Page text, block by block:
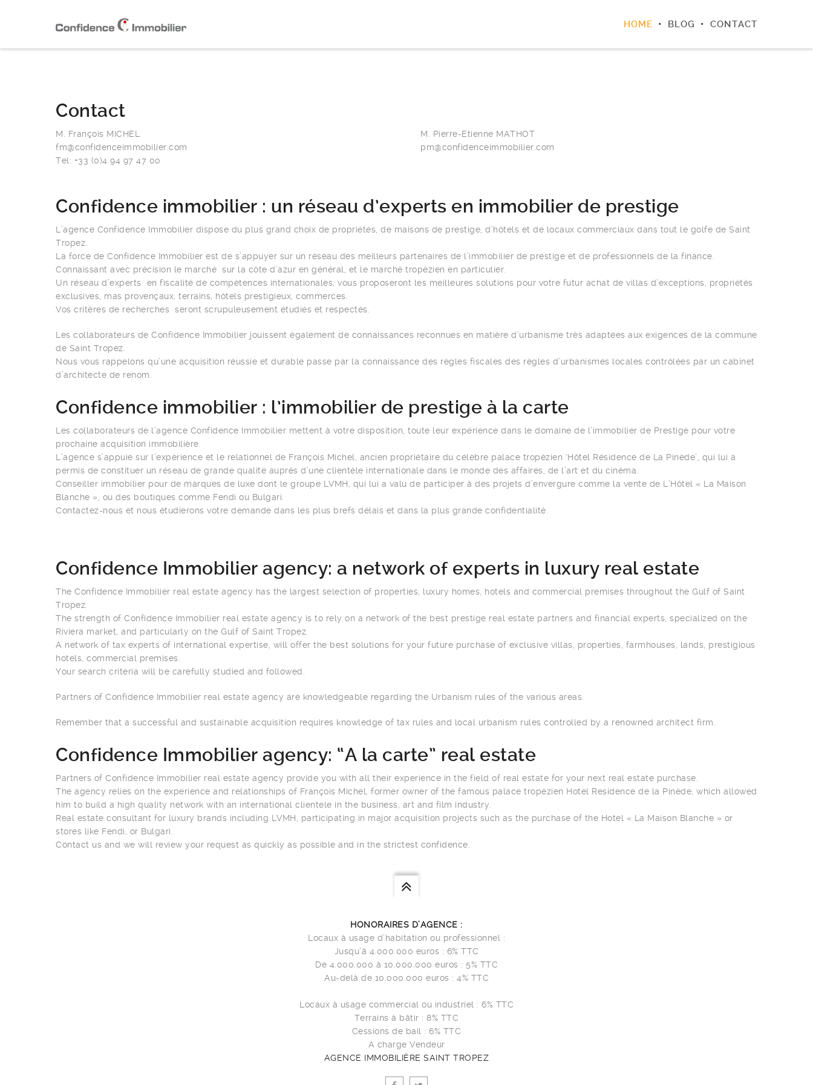
HOME BLOG CONTACT
Contact
M. François MICHEL
fm@confidenceimmobilier.com
Tel: +33 (0)4 94 97 47 00
M. Pierre-Etienne MATHOT
pm@confidenceimmobilier.com
Confidence immobilier : un réseau d’experts en immobilier de prestige
L’agence Confidence Immobilier dispose du plus grand choix de propriétés, de maisons de prestige, d’hôtels et de locaux commerciaux dans tout le golfe de Saint
Tropez.
La force de Confidence Immobilier est de s’appuyer sur un réseau des meilleurs partenaires de l’immobilier de prestige et de professionnels de la finance.
Connaissant avec précision le marché sur la côte d’azur en général, et le marché tropézien en particulier.
Un réseau d’experts en fiscalité de compétences internationales, vous proposeront les meilleures solutions pour votre futur achat de villas d’exceptions, propriétés
exclusives, mas provençaux, terrains, hôtels prestigieux, commerces.
Vos critères de recherches seront scrupuleusement étudiés et respectés.
Les collaborateurs de Confidence Immobilier jouissent également de connaissances reconnues en matière d’urbanisme très adaptées aux exigences de la commune
de Saint Tropez.
Nous vous rappelons qu’une acquisition réussie et durable passe par la connaissance des règles fiscales des règles d’urbanismes locales contrôlées par un cabinet
d’architecte de renom.
Confidence immobilier : l’immobilier de prestige à la carte
Les collaborateurs de l’agence Confidence Immobilier mettent à votre disposition, toute leur expérience dans le domaine de l’immobilier de Prestige pour votre
prochaine acquisition immobilière.
L’agence s’appuie sur l’expérience et le relationnel de François Michel, ancien propriétaire du célèbre palace tropézien ‘Hôtel Résidence de La Pinède’, qui lui a
permis de constituer un réseau de grande qualité auprès d’une clientèle internationale dans le monde des affaires, de l’art et du cinéma.
Conseiller immobilier pour de marques de luxe dont le groupe LVMH, qui lui a valu de participer à des projets d’envergure comme la vente de L’Hôtel « La Maison
Blanche », ou des boutiques comme Fendi ou Bulgari.
Contactez-nous et nous étudierons votre demande dans les plus brefs délais et dans la plus grande confidentialité.
Confidence Immobilier agency: a network of experts in luxury real estate
The Confidence Immobilier real estate agency has the largest selection of properties, luxury homes, hotels and commercial premises throughout the Gulf of Saint
Tropez.
The strength of Confidence Immobilier real estate agency is to rely on a network of the best prestige real estate partners and financial experts, specialized on the
Riviera market, and particularly on the Gulf of Saint Tropez.
A network of tax experts of international expertise, will offer the best solutions for your future purchase of exclusive villas, properties, farmhouses, lands, prestigious
hotels, commercial premises.
Your search criteria will be carefully studied and followed.
Partners of Confidence Immobilier real estate agency are knowledgeable regarding the Urbanism rules of the various areas.
Remember that a successful and sustainable acquisition requires knowledge of tax rules and local urbanism rules controlled by a renowned architect firm.
Confidence Immobilier agency: “A la carte” real estate
Partners of Confidence Immobilier real estate agency provide you with all their experience in the field of real estate for your next real estate purchase.
The agency relies on the experience and relationships of François Michel, former owner of the famous palace tropézien Hotel Residence de la Pinède, which allowed
him to build a high quality network with an international clientele in the business, art and film industry.
Real estate consultant for luxury brands including LVMH, participating in major acquisition projects such as the purchase of the Hotel « La Maison Blanche » or
stores like Fendi, or Bulgari.
Contact us and we will review your request as quickly as possible and in the strictest confidence.
HONORAIRES D’AGENCE :
Locaux à usage d’habitation ou professionnel :
Jusqu’à 4.000.000 euros : 6% TTC
De 4.000.000 à 10.000.000 euros : 5% TTC
Au-delà de 10.000.000 euros : 4% TTC
Locaux à usage commercial ou industriel : 6% TTC
Terrains à bâtir : 8% TTC
Cessions de bail : 6% TTC
A charge Vendeur
AGENCE IMMOBILIÈRE SAINT TROPEZ